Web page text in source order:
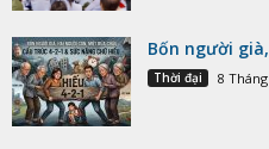
Bốn người
Thời đại 8